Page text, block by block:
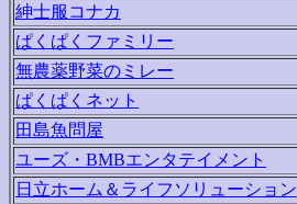
紳士服コナカ
ぱくぱくファミリー
無農薬野菜のミレー
ぱくぱくネット
田島魚問屋
ユーズ・BMBエンタテイメント
日立ホーム＆ライフソリューション